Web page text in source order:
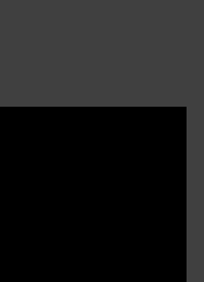
fet hud
Longwear Foundation